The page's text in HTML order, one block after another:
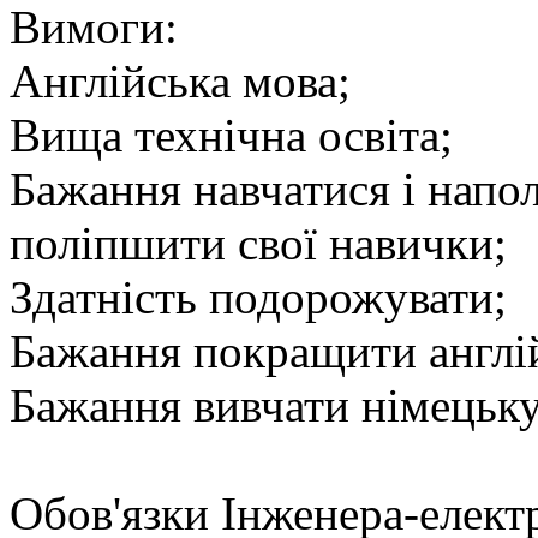
Вимоги:
Англійська мова;
Вища технічна освіта;
Бажання навчатися і
поліпшити свої навички;
Здатність подорожувати;
Бажання покращити
Бажання вивчати
Обов'язки Інженера-